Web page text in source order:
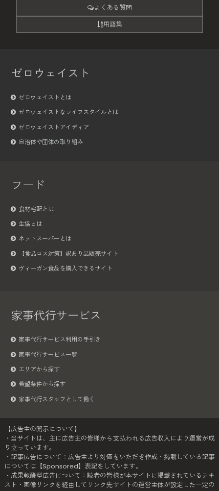
よくある質問
用語集
ゼロウェイスト
ゼロウェイストとは
ゼロウェイストなライフスタイルとは
ゼロウェイストアイディア
自治体や団体の取り組み
フード
食材宅配とは
生協とは
ネットスーパーとは
【食品ロス対策】訳あり品販売サイト
ヴィーガン食品を購入できるサイト
家事代行サービス
家事代行サービス利用の手引き
家事代行サービス一覧
エリアから探す
希望条件から探す
家事代行スタッフとして働く
【広告主の開示について】
・当サイトは、主に広告主の皆様から支払われる広告収入により運営が成
り立っています。
・記事広告について：広告主より対価をいただき作成・掲載している記事
については【Sponsored】表記をしています。
・成果報酬型広告について：読者の皆様が本サイトに掲載されているテキ
スト・画像リンクを経由してリンク先サイトの運営主体が設定した一定の